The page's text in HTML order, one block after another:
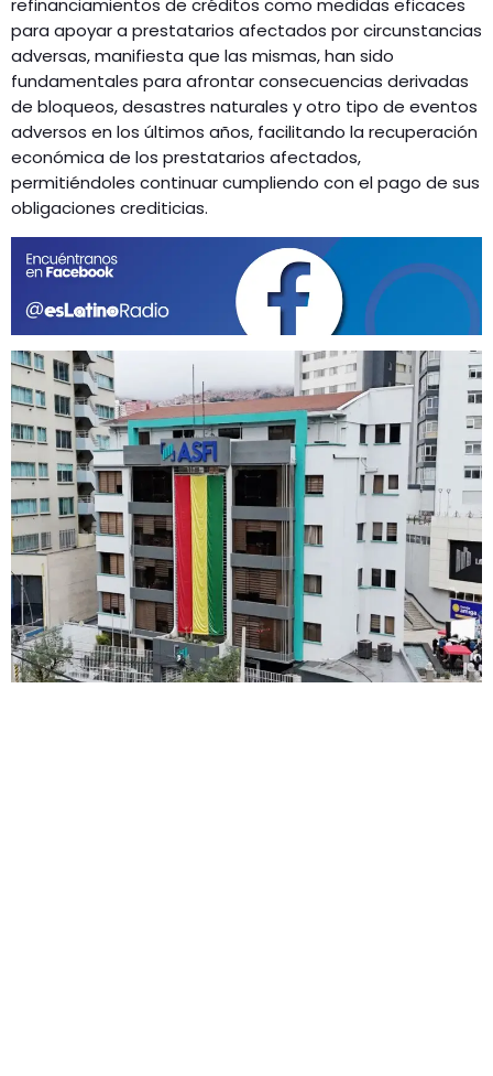
refinanciamientos de créditos como medidas eficaces
para apoyar a prestatarios afectados por circunstancias
adversas, manifiesta que las mismas, han sido
fundamentales para afrontar consecuencias derivadas
de bloqueos, desastres naturales y otro tipo de eventos
adversos en los últimos años, facilitando la recuperación
económica de los prestatarios afectados,
permitiéndoles continuar cumpliendo con el pago de sus
obligaciones crediticias.